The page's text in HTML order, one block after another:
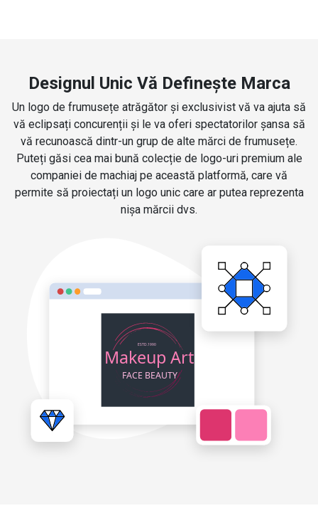
Designul Unic Vă Definește Marca
Un logo de frumusețe atrăgător și exclusivist vă va ajuta să
vă eclipsați concurenții și le va oferi spectatorilor șansa să
vă recunoască dintr-un grup de alte mărci de frumusețe.
Puteți găsi cea mai bună colecție de logo-uri premium ale
companiei de machiaj pe această platformă, care vă
permite să proiectați un logo unic care ar putea reprezenta
nișa mărcii dvs.